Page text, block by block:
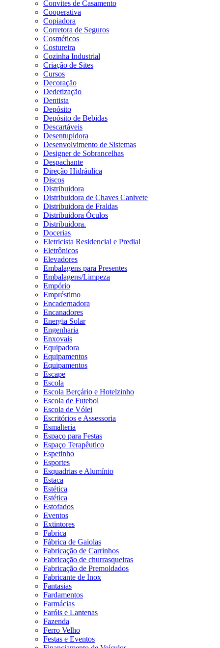
Convites de Casamento
Cooperativa
Copiadora
Corretora de Seguros
Cosméticos
Costureira
Cozinha Industrial
Criação de Sites
Cursos
Decoração
Dedetização
Dentista
Depósito
Depósito de Bebidas
Descartáveis
Desentupidora
Desenvolvimento de Sistemas
Designer de Sobrancelhas
Despachante
Direção Hidráulica
Discos
Distribuidora
Distribuidora de Chaves Canivete
Distribuidora de Fraldas
Distribuidora Óculos
Distribuidora.
Docerias
Eletricista Residencial e Predial
Eletrônicos
Elevadores
Embalagens para Presentes
Embalagens/Limpeza
Empório
Empréstimo
Encadernadora
Encanadores
Energia Solar
Engenharia
Enxovais
Equipadora
Equipamentos
Equipamentos
Escape
Escola
Escola Berçário e Hotelzinho
Escola de Futebol
Escola de Vólei
Escritórios e Assessoria
Esmalteria
Espaço para Festas
Espaço Terapêutico
Espetinho
Esportes
Esquadrias e Alumínio
Estaca
Estética
Estética
Estofados
Eventos
Extintores
Fabrica
Fábrica de Gaiolas
Fabricação de Carrinhos
Fabricação de churrasqueiras
Fabricação de Premoldados
Fabricante de Inox
Fantasias
Fardamentos
Farmácias
Faróis e Lantenas
Fazenda
Ferro Velho
Festas e Eventos